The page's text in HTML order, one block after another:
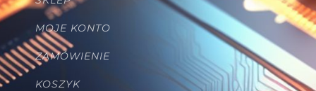
MOJE KONTO
ZAMÓWIENIE
KOSZYK